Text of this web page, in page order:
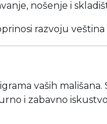
nošenje i
razvoju
vaših
i zabavno